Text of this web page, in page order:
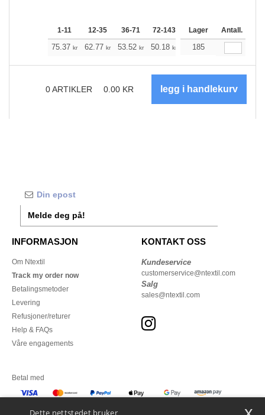
1-11 12-35 36-71 72-143 144-287 288 +
Lager Antall.
75.37 kr 62.77 kr 53.52 kr 50.18 kr 47.72
185
0ARTIKLER 0.00 KR
Melde deg på!
INFORMASJON
Om Ntextil
Track my order now
Betalingsmetoder
Levering
Refusjoner/returer
Help & FAQs
Våre engagements
KONTAKT OSS
Kundeservice
customerservice@ntextil.com
Salg
sales@ntextil.com
Betal med
Dette nettstedet bruker